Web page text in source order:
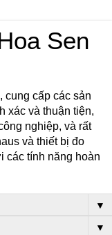
Sen
cung cấp các sản
xác và thuận tiện,
nghiệp, và rất
và thiết bị đo
các tính năng hoàn
▼
▼